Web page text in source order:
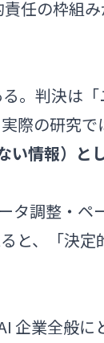
任の枠組
。判決は
際の研究で
情報）と
タ調整・
と、「決
企業全般